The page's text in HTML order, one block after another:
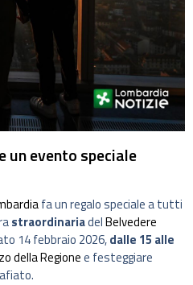
un evento speciale
fa un regalo speciale a tutti
straordinariadelBelvedere
14 febbraio 2026,dalle 15 alle
della Regionee festeggiare